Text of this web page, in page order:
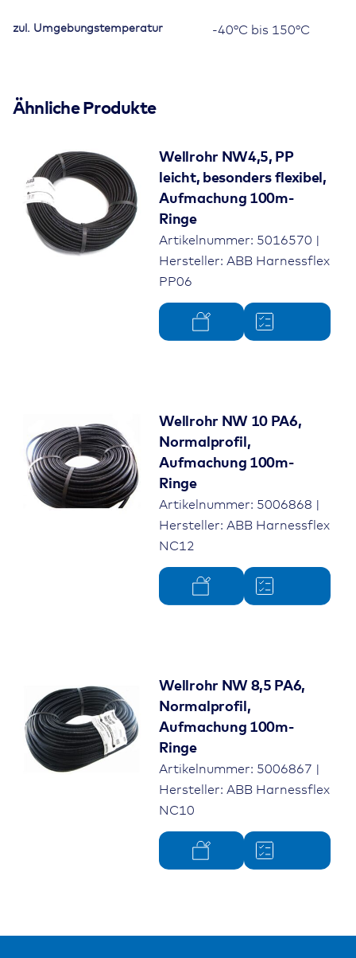
zul. Umgebungstemperatur -40°C bis 150°C
Ähnliche Produkte
Wellrohr NW4,5, PP
leicht, besonders flexibel,
Aufmachung 100m-
Ringe
Artikelnummer: 5016570 |
Hersteller: ABB Harnessflex
PP06
Wellrohr NW 10 PA6,
Normalprofil,
Aufmachung 100m-
Ringe
Artikelnummer: 5006868 |
Hersteller: ABB Harnessflex
NC12
Wellrohr NW 8,5 PA6,
Normalprofil,
Aufmachung 100m-
Ringe
Artikelnummer: 5006867 |
Hersteller: ABB Harnessflex
NC10